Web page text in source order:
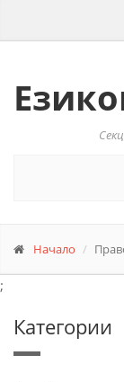
Начало
;
Категории